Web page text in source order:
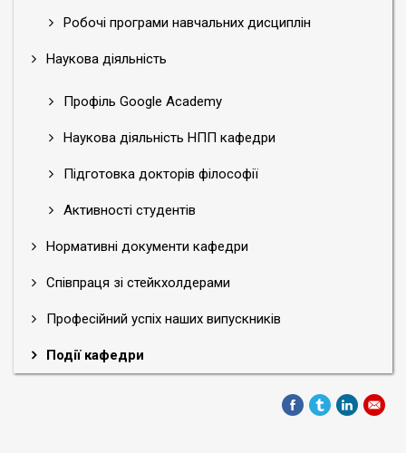
Робочі програми навчальних дисциплін
Наукова діяльність
Профіль Google Academy
Наукова діяльність НПП кафедри
Підготовка докторів філософії
Активності студентів
Нормативні документи кафедри
Співпраця зі стейкхолдерами
Професійний успіх наших випускників
Події кафедри